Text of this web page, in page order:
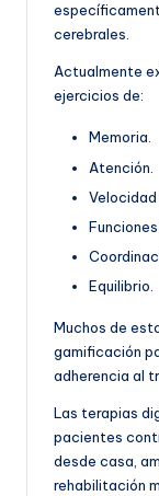
cerebrales.
Actualmente
ejercicios de:
Memoria.
Atención.
Velocidad
Equilibrio.
Muchos de
gamificación
adherencia al
Las terapias
pacientes
desde casa,
rehabilitación